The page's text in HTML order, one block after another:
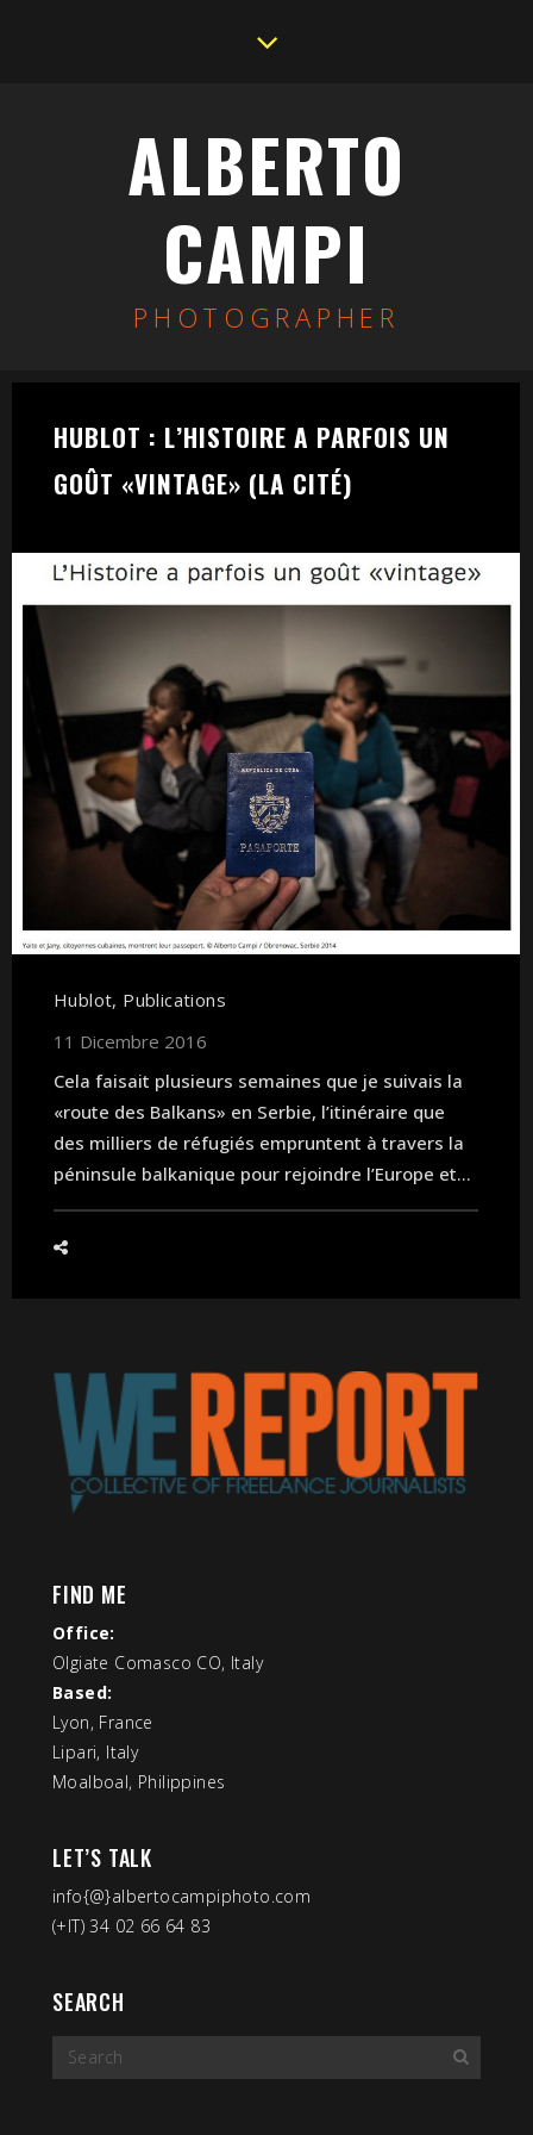
ALBERTO
CAMPI
PHOTOGRAPHER
HUBLOT : L’HISTOIRE A PARFOIS UN
GOÛT «VINTAGE» (LA CITÉ)
Hublot, Publications
11 Dicembre 2016
Cela faisait plusieurs semaines que je suivais la
«route des Balkans» en Serbie, l’itinéraire que
des milliers de réfugiés empruntent à travers la
péninsule balkanique pour rejoindre l’Europe et...
FIND ME
Office:
Olgiate Comasco CO, Italy
Based:
Lyon, France
Lipari, Italy
Moalboal, Philippines
LET’S TALK
info{@}albertocampiphoto.com
(+IT) 34 02 66 64 83
SEARCH